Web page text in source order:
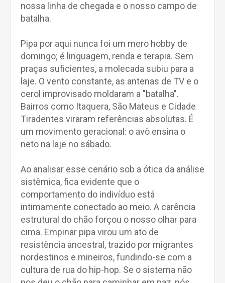
nossa linha de chegada e o nosso campo de
batalha.
Pipa por aqui nunca foi um mero hobby de
domingo; é linguagem, renda e terapia. Sem
praças suficientes, a molecada subiu para a
laje. O vento constante, as antenas de TV e o
cerol improvisado moldaram a "batalha".
Bairros como Itaquera, São Mateus e Cidade
Tiradentes viraram referências absolutas. É
um movimento geracional: o avô ensina o
neto na laje no sábado.
Ao analisar esse cenário sob a ótica da análise
sistêmica, fica evidente que o
comportamento do indivíduo está
intimamente conectado ao meio. A carência
estrutural do chão forçou o nosso olhar para
cima. Empinar pipa virou um ato de
resistência ancestral, trazido por migrantes
nordestinos e mineiros, fundindo-se com a
cultura de rua do hip-hop. Se o sistema não